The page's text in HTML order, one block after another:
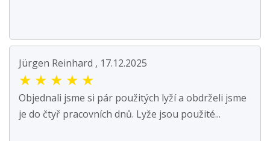
Jürgen Reinhard , 17.12.2025
★ ★ ★ ★ ★
Objednali jsme si pár použitých lyží a obdrželi jsme
je do čtyř pracovních dnů. Lyže jsou použité...